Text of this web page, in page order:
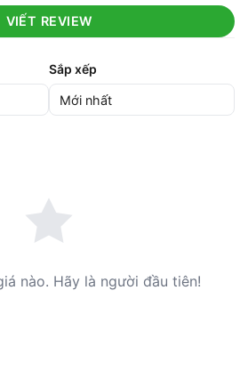
VIẾT REVIEW
Sắp xếp
nào. Hãy là người đầu tiên!